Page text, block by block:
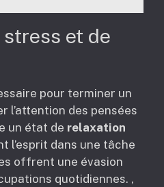
et de
pour terminer un
l’attention des pensées
un état de relaxation
l’esprit dans une tâche
offrent une évasion
quotidiennes. ,